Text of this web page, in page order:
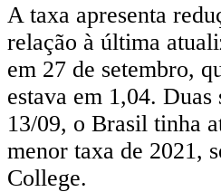
A taxa apresenta
relação à última
em 27 de setembro,
estava em 1,04. Duas
13/09, o Brasil tinha
menor taxa de 2021,
College.